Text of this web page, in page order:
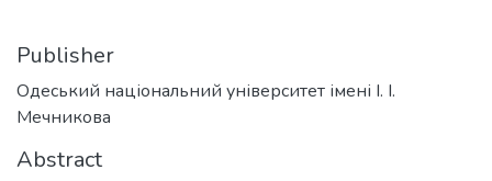
Publisher
Одеський національний університет імені І. І.
Мечникова
Abstract